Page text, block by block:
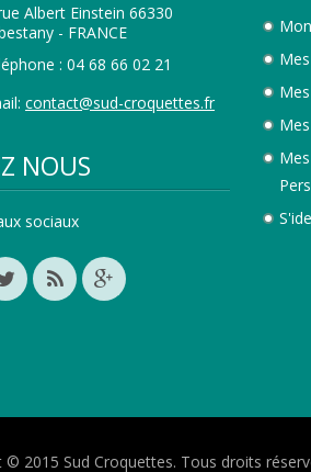
Albert Einstein 66330
- FRANCE
: 04 68 66 02 21
contact@sud-croquettes.fr
NOUS
sociaux
© 2015 Sud Croquettes. Tous droits